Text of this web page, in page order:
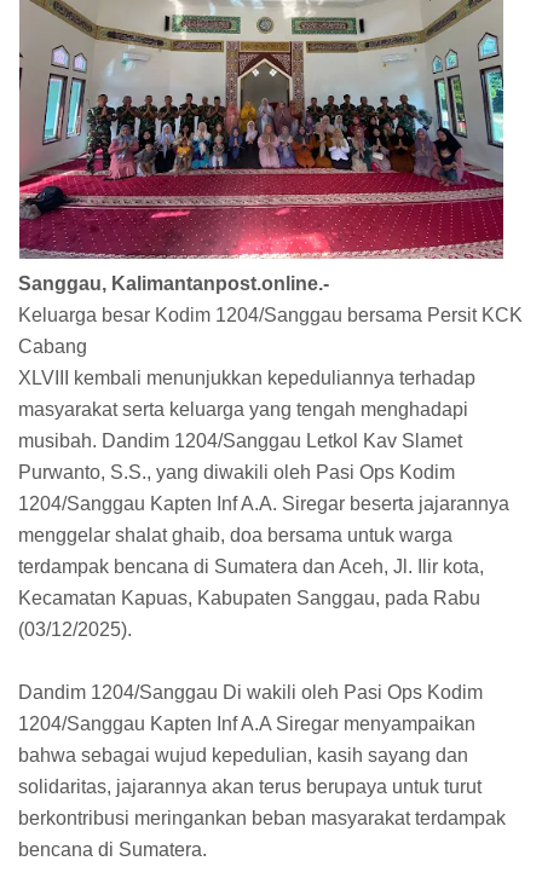
Sanggau, Kalimantanpost.online.-
Keluarga besar Kodim 1204/Sanggau bersama Persit KCK
Cabang
XLVIII kembali menunjukkan kepeduliannya terhadap
masyarakat serta keluarga yang tengah menghadapi
musibah. Dandim 1204/Sanggau Letkol Kav Slamet
Purwanto, S.S., yang diwakili oleh Pasi Ops Kodim
1204/Sanggau Kapten Inf A.A. Siregar beserta jajarannya
menggelar shalat ghaib, doa bersama untuk warga
terdampak bencana di Sumatera dan Aceh, Jl. Ilir kota,
Kecamatan Kapuas, Kabupaten Sanggau, pada Rabu
(03/12/2025).
Dandim 1204/Sanggau Di wakili oleh Pasi Ops Kodim
1204/Sanggau Kapten Inf A.A Siregar menyampaikan
bahwa sebagai wujud kepedulian, kasih sayang dan
solidaritas, jajarannya akan terus berupaya untuk turut
berkontribusi meringankan beban masyarakat terdampak
bencana di Sumatera.